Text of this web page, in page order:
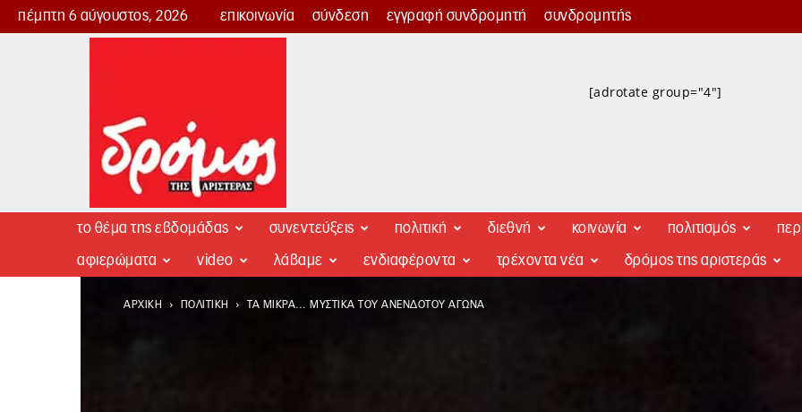
πέμπτη 6 αύγουστος, 2026 επικοινωνία σύνδεση εγγραφή συνδρομητή συνδρομητής
Δρόμος
[adrotate group="4"]
το θέμα της εβδομάδας συνεντεύξεις πολιτική διεθνή κοινωνία πολιτισμός
αφιερώματα video λάβαμε ενδιαφέροντα τρέχοντα νέα δρόμος της αριστεράς
ΑΡΧΙΚΉ ΠΟΛΙΤΙΚΉ ΤΑ ΜΙΚΡΆ… ΜΥΣΤΙΚΆ ΤΟΥ ΑΝΈΝΔΟΤΟΥ ΑΓΏΝΑ